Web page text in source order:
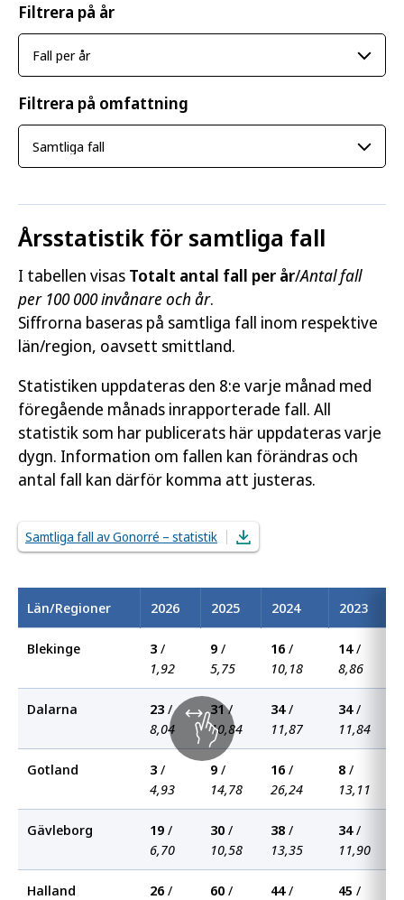
Filtrera på år
Filtrera på omfattning
Årsstatistik för samtliga fall
I tabellen visas Totalt antal fall per år/Antal fall
per 100 000 invånare och år.
Siffrorna baseras på samtliga fall inom respektive
län/region, oavsett smittland.
Statistiken uppdateras den 8:e varje månad med
föregående månads inrapporterade fall. All
statistik som har publicerats här uppdateras varje
dygn. Information om fallen kan förändras och
antal fall kan därför komma att justeras.
Samtliga fall av Gonorré – statistik
Län/Regioner 2026 2025 2024 2023
Blekinge 3 /
1,92
9 /
5,75
16 /
10,18
14/
8,86
Dalarna 23 /
8,04
31/
10,84
34/
11,87
34/
11,84
Gotland 3 /
4,93
9 /
14,78
16 /
26,24
8 /
13,11
Gävleborg 19 /
6,70
30 /
10,58
38 /
13,35
34/
11,90
Halland 26 /
60 /
44/
45 /